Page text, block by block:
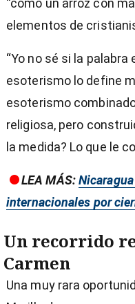
elementos de
“Yo no sé si la
esoterismo lo define
esoterismo
religiosa, pero
la medida? Lo que le
LEA MÁS:
internacionales por
Un recorrido
Carmen
Una muy rara